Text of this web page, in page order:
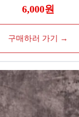
6,000원
구매하러 가기 →